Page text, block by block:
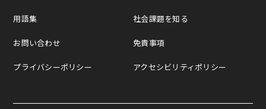
用語集
お問い合わせ
プライバシーポリシー
社会課題を知る
免責事項
アクセシビリティポリシー